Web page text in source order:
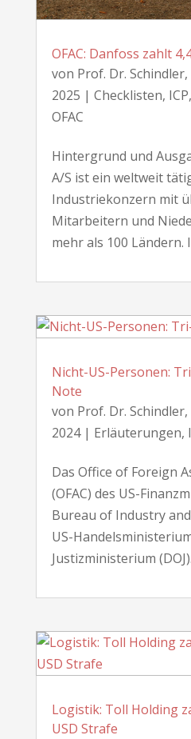
OFAC: Danfoss zahlt
von Prof. Dr.
2025 | Checklisten, ICP,
OFAC
Hintergrund und
A/S ist ein weltweit
Industriekonzern mit
Mitarbeitern und
mehr als 100 Ländern.
Nicht-US-Personen:
Note
von Prof. Dr.
2024| Erläuterungen,
Das Office of Foreign
(OFAC) des US-
Bureau of Industry
US-
Justizministerium
Logistik: Toll Holding
USD Strafe